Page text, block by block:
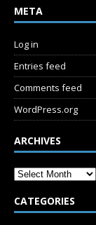
META
Log in
Entries feed
Comments feed
WordPress.org
ARCHIVES
CATEGORIES